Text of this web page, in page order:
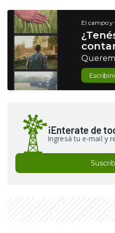
El campo y
¡Enterate de
Ingresá tu e-mail y